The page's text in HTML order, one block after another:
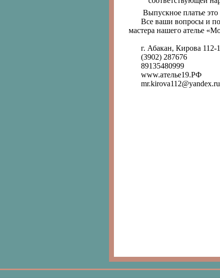
Выпускное платье
Все ваши вопросы и
мастера нашего ателье
г. Абакан, Кирова 112-
(3902) 287676
89135480999
www.aтелье19.РФ
mr.kirova112@yandex.ru